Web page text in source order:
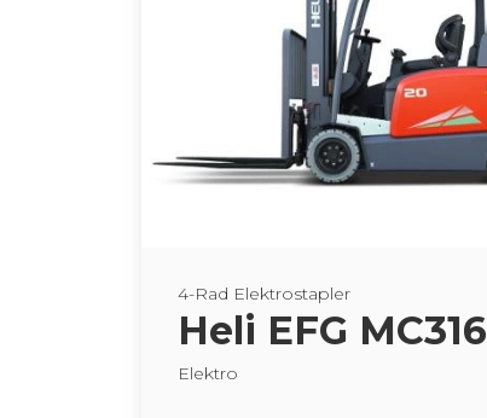
4-Rad Elek­tro­stap­ler
Heli EFG MC316
Elek­tro